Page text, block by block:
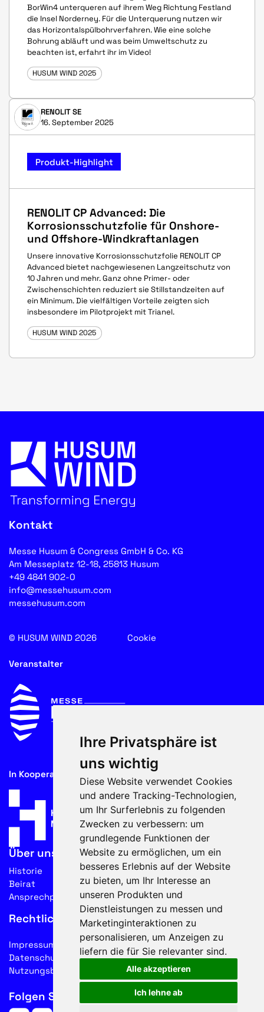
Ihre Privatsphäre ist
uns wichtig
Diese Website verwendet Cookies
und andere Tracking-Technologien,
um Ihr Surferlebnis zu folgenden
Zwecken zu verbessern: um
grundlegende Funktionen der
Website zu ermöglichen, um ein
besseres Erlebnis auf der Website
zu bieten, um Ihr Interesse an
unseren Produkten und
Dienstleistungen zu messen und
Marketinginteraktionen zu
personalisieren, um Anzeigen zu
liefern die für Sie relevanter sind.
Alle akzeptieren
Ich lehne ab
BorWin4 unterqueren auf ihrem Weg Richtung Festland
die Insel Norderney. Für die Unterquerung nutzen wir
das Horizontalspülbohrverfahren. Wie eine solche
Bohrung abläuft und was beim Umweltschutz zu
beachten ist, erfahrt ihr im Video!
HUSUM WIND 2025
RENOLIT SE
16. September 2025
Produkt-Highlight
RENOLIT CP Advanced: Die
Korrosionsschutzfolie für Onshore-
und Offshore-Windkraftanlagen
Unsere innovative Korrosionsschutzfolie RENOLIT CP
Advanced bietet nachgewiesenen Langzeitschutz von
10 Jahren und mehr. Ganz ohne Primer- oder
Zwischenschichten reduziert sie Stillstandzeiten auf
ein Minimum. Die vielfältigen Vorteile zeigten sich
insbesondere im Pilotprojekt mit Trianel.
HUSUM WIND 2025
Kontakt
Messe Husum & Congress GmbH & Co. KG
Am Messeplatz 12-18, 25813 Husum
+49 4841 902-0
info@messehusum.com
messehusum.com
© HUSUM WIND 2026 Cookie
Veranstalter
In Kooperation mit
Über uns
Historie
Beirat
Ansprechpartner
Rechtliches
Impressum
Datenschutz
Nutzungsbedingungen
Folgen Sie uns auf Social Media